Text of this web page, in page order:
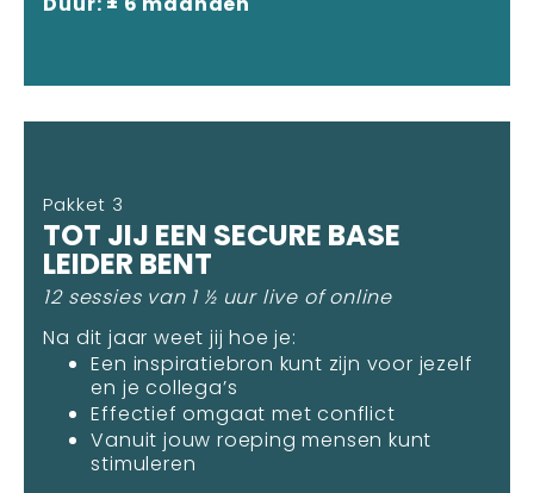
Pakket 3
TOT JIJ EEN SECURE BASE
LEIDER BENT
12 sessies van 1 ½ uur live of online
Na dit jaar weet jij hoe je:
Een inspiratiebron kunt zijn voor jezelf
en je collega’s
Effectief omgaat met conflict
Vanuit jouw roeping mensen kunt
stimuleren